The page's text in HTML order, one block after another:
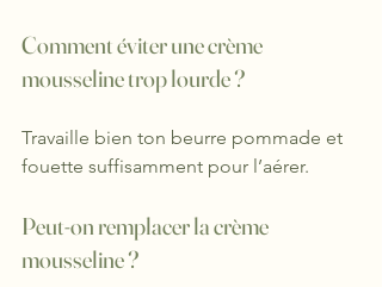
Comment éviter une crème
mousseline trop lourde ?
Travaille bien ton beurre pommade et
fouette suffisamment pour l’aérer.
Peut-on remplacer la crème
mousseline ?